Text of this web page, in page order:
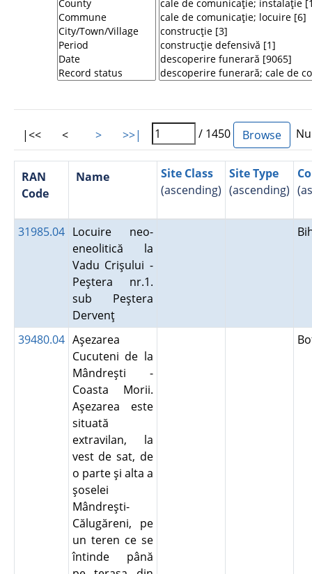
|<< < > >>| / 1450
RAN
Code
Name
Site Class
(ascending)
Site Type
(ascending)
31985.04 Locuire neo-
eneolitică la
Vadu Crişului -
Peştera nr.1.
sub Peştera
Dervenţ
39480.04 Aşezarea
Cucuteni de la
Mândreşti -
Coasta Morii.
Aşezarea este
situată
extravilan, la
vest de sat, de
o parte şi alta a
şoselei
Mândreşti-
Călugăreni, pe
un teren ce se
întinde până